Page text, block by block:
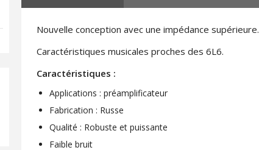
Nouvelle conception avec une impédance supérieure.
Caractéristiques musicales proches des 6L6.
Caractéristiques :
Applications : préamplificateur
Fabrication : Russe
Qualité : Robuste et puissante
Faible bruit